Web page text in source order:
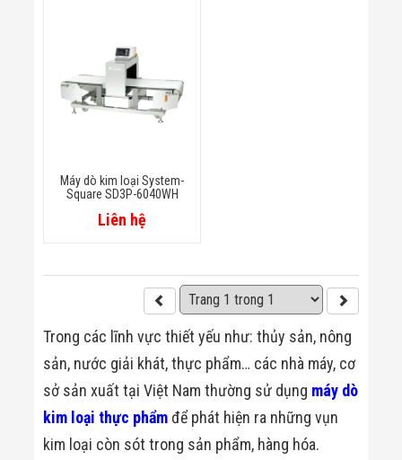
Bị Ngành Bán
Lẻ - Retail
Giải Pháp
Chuyên Dụng
Ngành Công An
- Quân Đội
Giải Pháp Bãi
Giữ Xe Thông
Minh
Sản Phẩm
THIẾT BỊ AN
Máy dò kim loại System-
Square SD3P-6040WH
Liên hệ
Trong các lĩnh vực thiết yếu như: thủy sản, nông
sản, nước giải khát, thực phẩm… các nhà máy, cơ
sở sản xuất tại Việt Nam thường sử dụng máy dò
kim loại thực phẩmđể phát hiện ra những vụn
kim loại còn sót trong sản phẩm, hàng hóa.